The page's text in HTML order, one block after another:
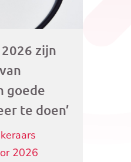
zijn
goede
te doen’
2026